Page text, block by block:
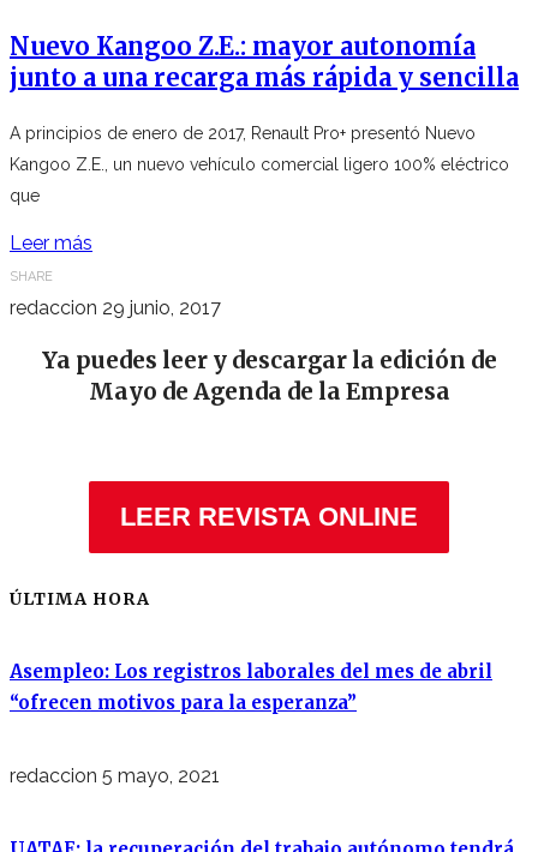
Nuevo Kangoo Z.E.: mayor autonomía
junto a una recarga más rápida y sencilla
A principios de enero de 2017, Renault Pro+ presentó Nuevo
Kangoo Z.E., un nuevo vehículo comercial ligero 100% eléctrico
que
Leer más
SHARE
redaccion 29 junio, 2017
Ya puedes leer y descargar la edición de
Mayo de Agenda de la Empresa
LEER REVISTA ONLINE
ÚLTIMA HORA
Asempleo: Los registros laborales del mes de abril
“ofrecen motivos para la esperanza”
redaccion 5 mayo, 2021